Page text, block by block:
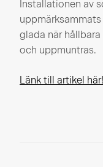
Installationen av
glada när
och uppmuntras.
Länk till artikel här!